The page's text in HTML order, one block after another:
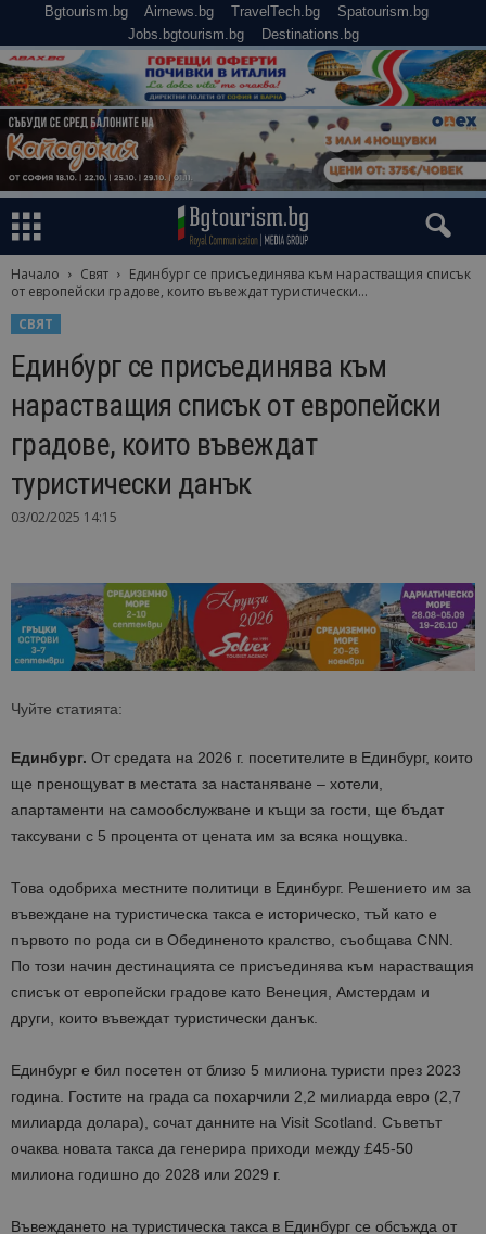
Bgtourism.bg Airnews.bg TravelTech.bg
Spatourism.bg
Jobs.bgtourism.bg
Destinations.bg
Начало Свят
Единбург се присъединява към нарастващия списък
от европейски градове, които въвеждат туристически...
СВЯТ
Единбург се присъединява към
нарастващия списък от европейски
градове, които въвеждат
туристически данък
03/02/2025 14:15
Чуйте статията:
Единбург. От средата на 2026 г. посетителите в Единбург, които
ще пренощуват в местата за настаняване – хотели,
апартаменти на самообслужване и къщи за гости, ще бъдат
таксувани с 5 процента от цената им за всяка нощувка.
Това одобриха местните политици в Единбург. Решението им за
въвеждане на туристическа такса е историческо, тъй като е
първото по рода си в Обединеното кралство, съобщава CNN.
По този начин дестинацията се присъединява към нарастващия
списък от европейски градове като Венеция, Амстердам и
други, които въвеждат туристически данък.
Единбург е бил посетен от близо 5 милиона туристи през 2023
година. Гостите на града са похарчили 2,2 милиарда евро (2,7
милиарда долара), сочат данните на Visit Scotland. Съветът
очаква новата такса да генерира приходи между £45-50
милиона годишно до 2028 или 2029 г.
Въвеждането на туристическа такса в Единбург се обсъжда от